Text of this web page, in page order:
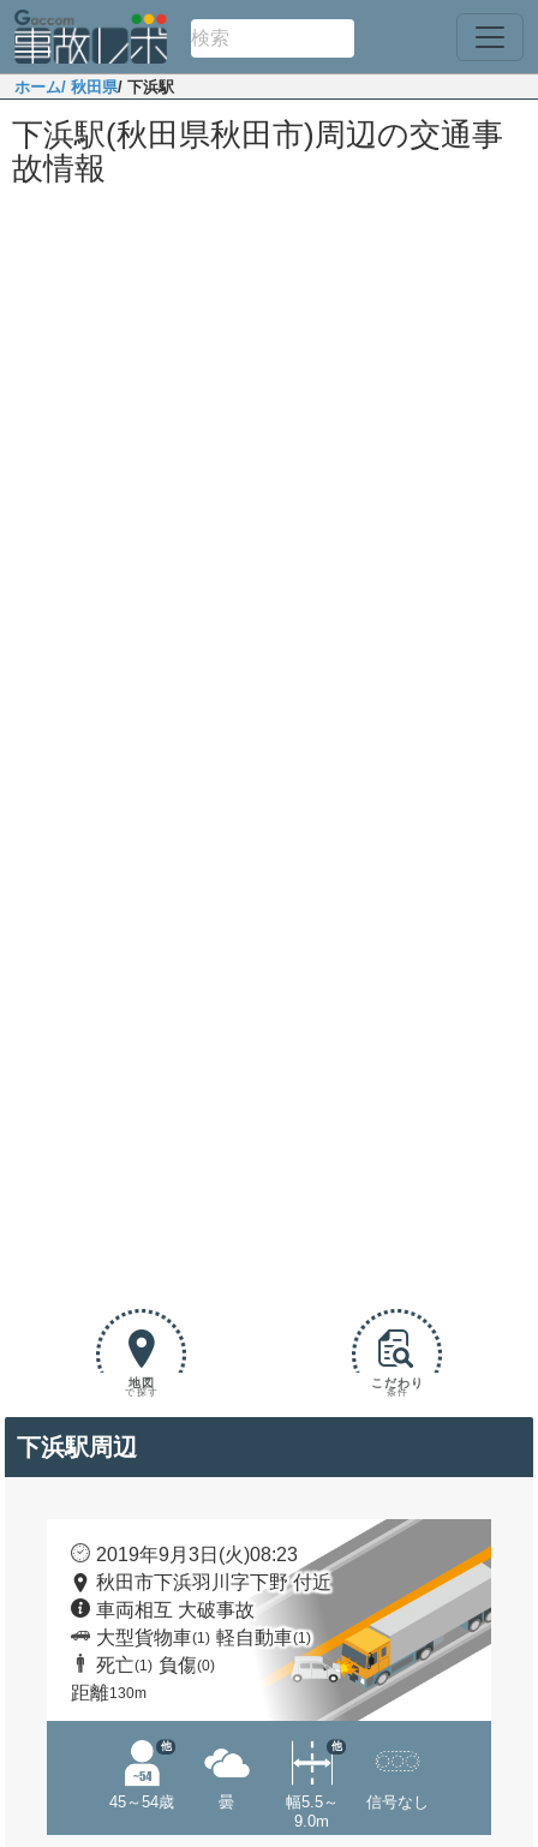
ホーム/ 秋田県/ 下浜駅
下浜駅(秋田県秋田市)周辺の交通事
故情報
地図
で探す
こだわり
条件
下浜駅周辺
2019年9月3日(火)08:23
秋田市下浜羽川字下野 付近
車両相互 大破事故
大型貨物車(1) 軽自動車(1)
死亡(1) 負傷(0)
距離130m
45～54歳
他
曇
幅5.5～
9.0m
他
信号なし